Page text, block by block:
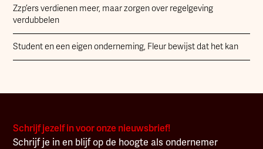
Zzp’ers verdienen meer, maar zorgen over regelgeving
verdubbelen
Student en een eigen onderneming, Fleur bewijst dat het kan
Schrijf jezelf in voor onze nieuwsbrief!
Schrijf je in en blijf op de hoogte als ondernemer